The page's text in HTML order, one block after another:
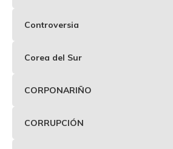
Controversia
Corea del Sur
CORPONARIÑO
CORRUPCIÓN